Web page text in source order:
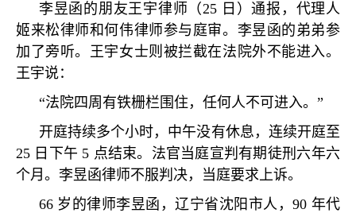
李昱函的朋友王宇律师（25 日）通报，代理人
姬来松律师和何伟律师参与庭审。李昱函的弟弟参
加了旁听。王宇女士则被拦截在法院外不能进入。
王宇说：
“法院四周有铁栅栏围住，任何人不可进入。 ”
开庭持续多个小时，中午没有休息，连续开庭至
25 日下午 5 点结束。法官当庭宣判有期徒刑六年六
个月。李昱函律师不服判决，当庭要求上诉。
66 岁的律师李昱函，辽宁省沈阳市人，90 年代